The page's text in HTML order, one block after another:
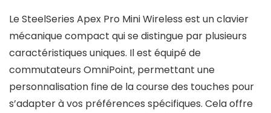
Le SteelSeries Apex Pro Mini Wireless est un clavier
mécanique compact qui se distingue par plusieurs
caractéristiques uniques. Il est équipé de
commutateurs OmniPoint, permettant une
personnalisation fine de la course des touches pour
s’adapter à vos préférences spécifiques. Cela offre